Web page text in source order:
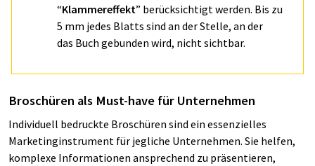
“Klammereffekt” berücksichtigt werden. Bis zu
5 mm jedes Blatts sind an der Stelle, an der
das Buch gebunden wird, nicht sichtbar.
Broschüren als Must-have für Unternehmen
Individuell bedruckte Broschüren sind ein essenzielles
Marketinginstrument für jegliche Unternehmen. Sie helfen,
komplexe Informationen ansprechend zu präsentieren,